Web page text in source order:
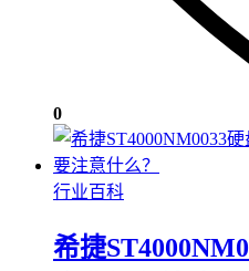
0
行业百科
希捷